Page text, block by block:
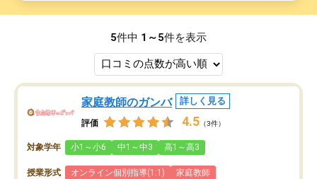
5件中 1～5件を表示
家庭教師のガンバ 詳しく見る
評価 4.5 （3件）
対象学年 小1～小6 中1～中3 高1～高3
授業形式 オンライン個別指導(1:1) 家庭教師